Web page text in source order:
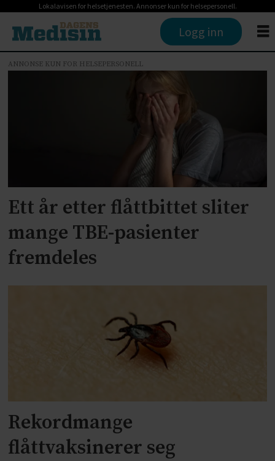
Lokalavisen for helsetjenesten. Annonser kun for helsepersonell.
Logg inn
skogflåttencefalitt
ANNONSE KUN FOR HELSEPERSONELL
Ett år etter flåttbittet sliter
mange TBE-pasienter
fremdeles
Rekordmange
flåttvaksinerer seg